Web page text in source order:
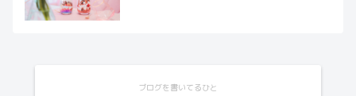
ブログを書いてるひと